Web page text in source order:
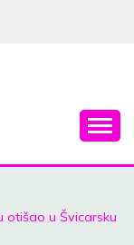
otišao u Švicarsku